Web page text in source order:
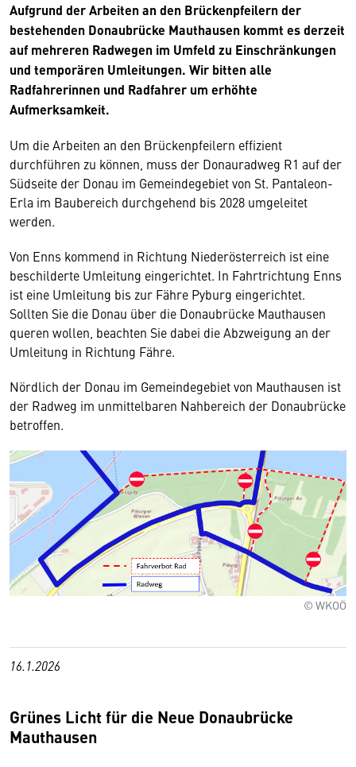
Aufgrund der Arbeiten an den Brückenpfeilern der
bestehenden Donaubrücke Mauthausen kommt es derzeit
auf mehreren Radwegen im Umfeld zu Einschränkungen
und temporären Umleitungen. Wir bitten alle
Radfahrerinnen und Radfahrer um erhöhte
Aufmerksamkeit.
Um die Arbeiten an den Brückenpfeilern effizient
durchführen zu können, muss der Donauradweg R1 auf der
Südseite der Donau im Gemeindegebiet von St. Pantaleon-
Erla im Baubereich durchgehend bis 2028 umgeleitet
werden.
Von Enns kommend in Richtung Niederösterreich ist eine
beschilderte Umleitung eingerichtet. In Fahrtrichtung Enns
ist eine Umleitung bis zur Fähre Pyburg eingerichtet.
Sollten Sie die Donau über die Donaubrücke Mauthausen
queren wollen, beachten Sie dabei die Abzweigung an der
Umleitung in Richtung Fähre.
Nördlich der Donau im Gemeindegebiet von Mauthausen ist
der Radweg im unmittelbaren Nahbereich der Donaubrücke
betroffen.
© WKOÖ
16.1.2026
Grünes Licht für die Neue Donaubrücke
Mauthausen